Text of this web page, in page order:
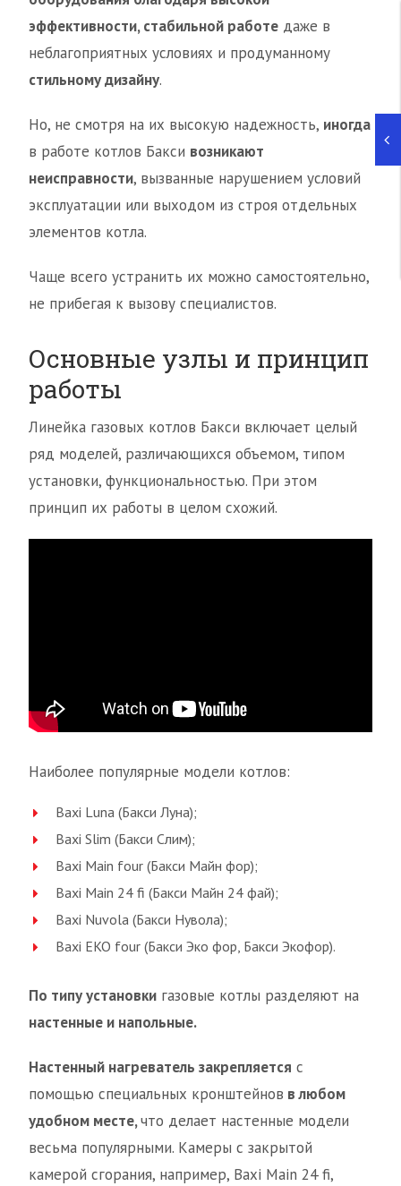
эффективности, стабильной работе даже в
неблагоприятных условиях и продуманному
стильному дизайну.
Но, не смотря на их высокую надежность, иногда
в работе котлов Бакси возникают
неисправности, вызванные нарушением условий
эксплуатации или выходом из строя отдельных
элементов котла.
Чаще всего устранить их можно самостоятельно,
не прибегая к вызову специалистов.
Основные узлы и принцип
работы
Линейка газовых котлов Бакси включает целый
ряд моделей, различающихся объемом, типом
установки, функциональностью. При этом
принцип их работы в целом схожий.
Наиболее популярные модели котлов:
Baxi Luna (Бакси Луна);
Baxi Slim (Бакси Слим);
Baxi Main four (Бакси Майн фор);
Baxi Main 24 fi (Бакси Майн 24 фай);
Baxi Nuvola (Бакси Нувола);
Baxi EKO four (Бакси Эко фор, Бакси Экофор).
По типу установки газовые котлы разделяют на
настенные и напольные.
Настенный нагреватель закрепляется с
помощью специальных кронштейнов в любом
удобном месте,что делает настенные модели
весьма популярными. Камеры с закрытой
камерой сгорания, например, Baxi Main 24 fi,